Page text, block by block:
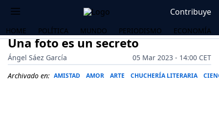
Contribuye
HOME POLÍTICA MUNDO PERIODISMO ECONOMÍA
Una foto es un secreto
Ángel Sáez García
05 Mar 2023 - 14:00 CET
Archivado en: AMISTAD AMOR ARTE CHUCHERÍA LITERARIA